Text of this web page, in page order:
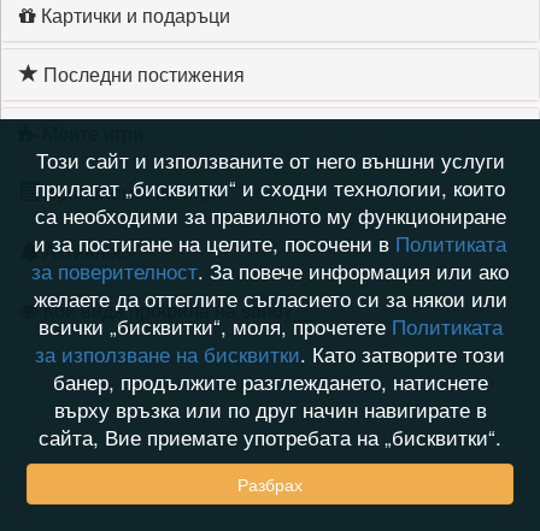
Картички и подаръци
Последни постижения
Хронология на игри
Активност
Кой видя профила на sandy__
Този сайт и използваните от него външни услуги
прилагат „бисквитки“ и сходни технологии, които
са необходими за правилното му функциониране
и за постигане на целите, посочени в Политиката
за поверителност. За повече информация или ако
желаете да оттеглите съгласието си за някои или
всички „бисквитки“, моля, прочетете Политиката
за използване на бисквитки. Като затворите този
банер, продължите разглеждането, натиснете
върху връзка или по друг начин навигирате в
сайта, Вие приемате употребата на „бисквитки“.
Разбрах